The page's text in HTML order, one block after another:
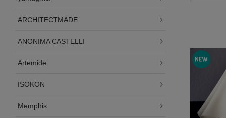
ARCHITECTMADE
ANONIMA CASTELLI
Artemide
ISOKON
Memphis